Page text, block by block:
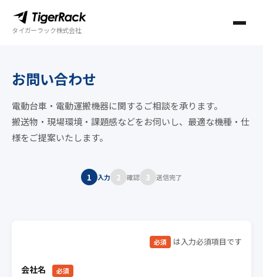
タイガーラック株式会社
お問い合わせ
電動台車・電動運搬機器に関するご相談を承ります。
搬送物・現場環境・課題感などをお伺いし、最適な機種・仕
様をご提案いたします。
1 入力 2 確認 3 送信完了
必須 は入力必須項目です
会社名 必須